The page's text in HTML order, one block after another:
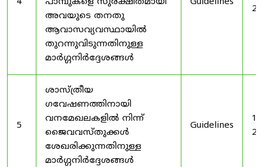
അവയുടെ തനതു
ആവാസവ്യവസ്ഥായിൽ
തുറന്നുവിടുന്നതിനുള്ള
മാർഗ്ഗനിർദ്ദേശങ്ങൾ
5
ശാസ്ത്രീയ
ഗവേഷണത്തിനായി
വനമേഖലകളിൽ നിന്ന്
ജൈവവസ്തുക്കൾ
ശേഖരിക്കുന്നതിനുള്ള
മാർഗ്ഗനിർദ്ദേശങ്ങൾ
Guidelines